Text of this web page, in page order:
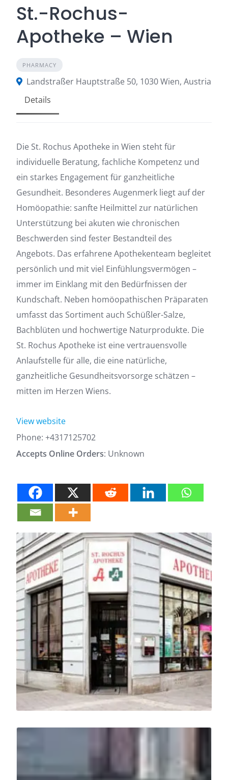
St.-Rochus-
Apotheke – Wien
PHARMACY
Landstraßer Hauptstraße 50, 1030 Wien, Austria
Details
Die St. Rochus Apotheke in Wien steht für
individuelle Beratung, fachliche Kompetenz und
ein starkes Engagement für ganzheitliche
Gesundheit. Besonderes Augenmerk liegt auf der
Homöopathie: sanfte Heilmittel zur natürlichen
Unterstützung bei akuten wie chronischen
Beschwerden sind fester Bestandteil des
Angebots. Das erfahrene Apothekenteam begleitet
persönlich und mit viel Einfühlungsvermögen –
immer im Einklang mit den Bedürfnissen der
Kundschaft. Neben homöopathischen Präparaten
umfasst das Sortiment auch Schüßler-Salze,
Bachblüten und hochwertige Naturprodukte. Die
St. Rochus Apotheke ist eine vertrauensvolle
Anlaufstelle für alle, die eine natürliche,
ganzheitliche Gesundheitsvorsorge schätzen –
mitten im Herzen Wiens.
View website
Phone: +4317125702
Accepts Online Orders: Unknown